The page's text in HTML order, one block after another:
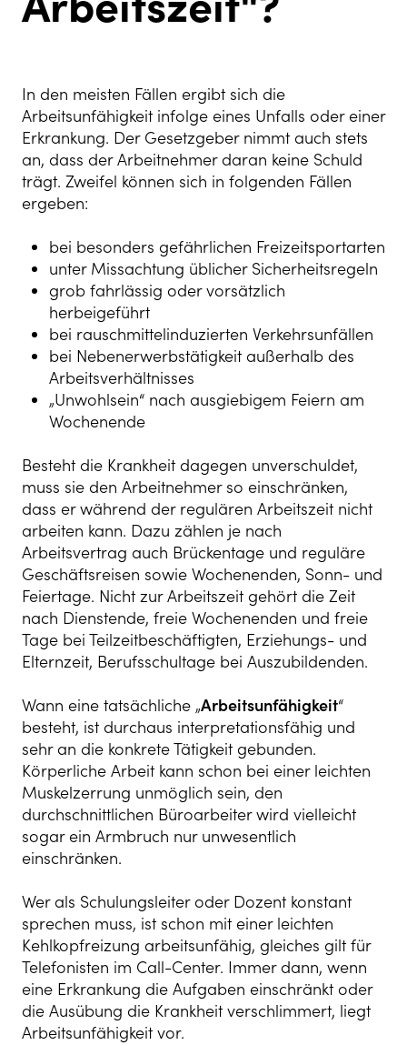
In den meisten Fällen ergibt sich die
Arbeitsunfähigkeit infolge eines Unfalls oder einer
Erkrankung. Der Gesetzgeber nimmt auch stets
an, dass der Arbeitnehmer daran keine Schuld
trägt. Zweifel können sich in folgenden Fällen
ergeben:
bei besonders gefährlichen Freizeitsportarten
unter Missachtung üblicher Sicherheitsregeln
grob fahrlässig oder vorsätzlich
herbeigeführt
bei rauschmittelinduzierten Verkehrsunfällen
bei Nebenerwerbstätigkeit außerhalb des
Arbeitsverhältnisses
„Unwohlsein“ nach ausgiebigem Feiern am
Wochenende
Besteht die Krankheit dagegen unverschuldet,
muss sie den Arbeitnehmer so einschränken,
dass er während der regulären Arbeitszeit nicht
arbeiten kann. Dazu zählen je nach
Arbeitsvertrag auch Brückentage und reguläre
Geschäftsreisen sowie Wochenenden, Sonn- und
Feiertage. Nicht zur Arbeitszeit gehört die Zeit
nach Dienstende, freie Wochenenden und freie
Tage bei Teilzeitbeschäftigten, Erziehungs- und
Elternzeit, Berufsschultage bei Auszubildenden.
Wann eine tatsächliche „Arbeitsunfähigkeit“
besteht, ist durchaus interpretationsfähig und
sehr an die konkrete Tätigkeit gebunden.
Körperliche Arbeit kann schon bei einer leichten
Muskelzerrung unmöglich sein, den
durchschnittlichen Büroarbeiter wird vielleicht
sogar ein Armbruch nur unwesentlich
einschränken.
Wer als Schulungsleiter oder Dozent konstant
sprechen muss, ist schon mit einer leichten
Kehlkopfreizung arbeitsunfähig, gleiches gilt für
Telefonisten im Call-Center. Immer dann, wenn
eine Erkrankung die Aufgaben einschränkt oder
die Ausübung die Krankheit verschlimmert, liegt
Arbeitsunfähigkeit vor.